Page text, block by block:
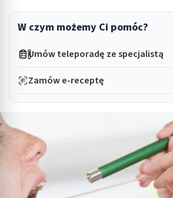
W czym możemy Ci pomóc?
Umów teleporadę ze specjalistą
Zamów e-receptę